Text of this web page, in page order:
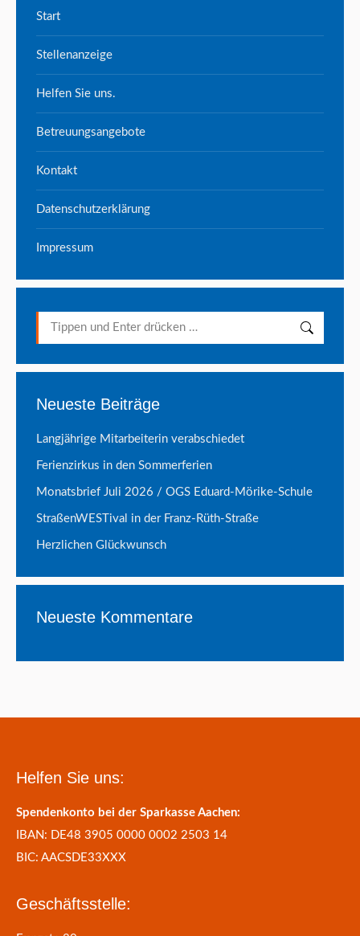
Start
Stellenanzeige
Helfen Sie uns.
Betreuungsangebote
Kontakt
Datenschutzerklärung
Impressum
Search:
Neueste Beiträge
Langjährige Mitarbeiterin verabschiedet
Ferienzirkus in den Sommerferien
Monatsbrief Juli 2026 / OGS Eduard-Mörike-Schule
StraßenWESTival in der Franz-Rüth-Straße
Herzlichen Glückwunsch
Neueste Kommentare
Helfen Sie uns:
Spendenkonto bei der Sparkasse Aachen:
IBAN: DE48 3905 0000 0002 2503 14
BIC: AACSDE33XXX
Geschäftsstelle: